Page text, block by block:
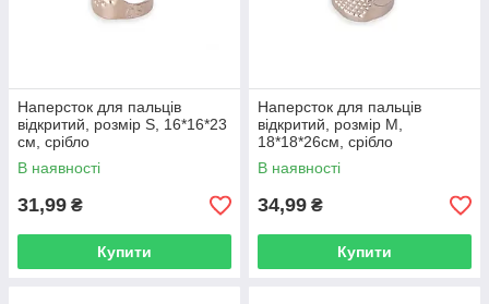
Наперсток для пальців
відкритий, розмір S, 16*16*23
см, срібло
В наявності
31,99 ₴
Купити
Наперсток для пальців
відкритий, розмір М,
18*18*26см, срібло
В наявності
34,99 ₴
Купити